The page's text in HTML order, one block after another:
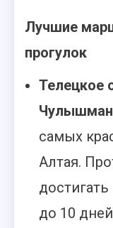
Лучшие
прогулок
Телецкое
самых
Алтая.
до 10